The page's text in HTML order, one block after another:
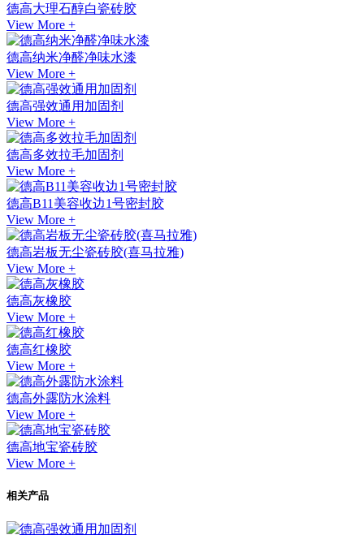
德高大理石醇白瓷砖胶
View More +
德高纳米净醛净味水漆
View More +
德高强效通用加固剂
View More +
德高多效拉毛加固剂
View More +
德高B11美容收边1号密封胶
View More +
德高岩板无尘瓷砖胶(喜马拉雅)
View More +
德高灰橡胶
View More +
德高红橡胶
View More +
德高外露防水涂料
View More +
德高地宝瓷砖胶
View More +
相关产品